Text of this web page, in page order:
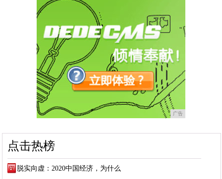
广告
点击热榜
脱实向虚：2020中国经济，为什么